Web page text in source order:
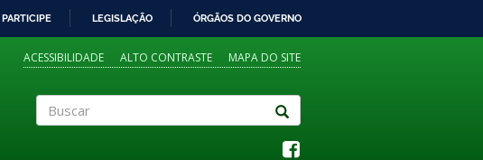
PARTICIPE LEGISLAÇÃO ÓRGÃOS DO GOVERNO
ACESSIBILIDADE ALTO CONTRASTE MAPA DO SITE